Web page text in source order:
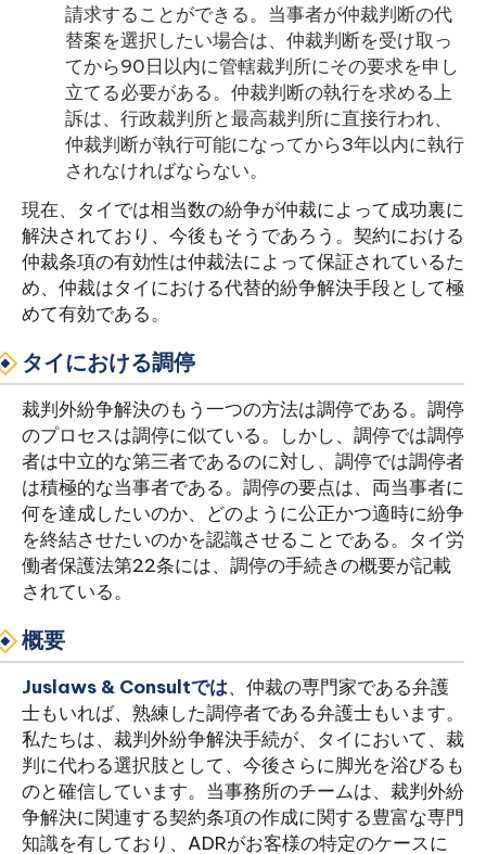
請求することができる。当事者が仲裁判断の代
替案を選択したい場合は、仲裁判断を受け取っ
てから90日以内に管轄裁判所にその要求を申し
立てる必要がある。仲裁判断の執行を求める上
訴は、行政裁判所と最高裁判所に直接行われ、
仲裁判断が執行可能になってから3年以内に執行
されなければならない。
現在、タイでは相当数の紛争が仲裁によって成功裏に
解決されており、今後もそうであろう。契約における
仲裁条項の有効性は仲裁法によって保証されているた
め、仲裁はタイにおける代替的紛争解決手段として極
めて有効である。
タイにおける調停
裁判外紛争解決のもう一つの方法は調停である。調停
のプロセスは調停に似ている。しかし、調停では調停
者は中立的な第三者であるのに対し、調停では調停者
は積極的な当事者である。調停の要点は、両当事者に
何を達成したいのか、どのように公正かつ適時に紛争
を終結させたいのかを認識させることである。タイ労
働者保護法第22条には、調停の手続きの概要が記載
されている。
概要
Juslaws & Consultでは、仲裁の専門家である弁護
士もいれば、熟練した調停者である弁護士もいます。
私たちは、裁判外紛争解決手続が、タイにおいて、裁
判に代わる選択肢として、今後さらに脚光を浴びるも
のと確信しています。当事務所のチームは、裁判外紛
争解決に関連する契約条項の作成に関する豊富な専門
知識を有しており、ADRがお客様の特定のケースに